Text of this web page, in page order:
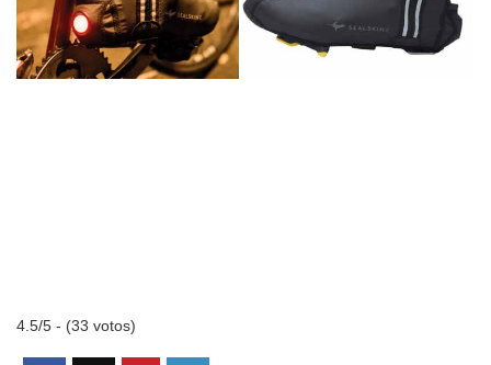
4.5/5 - (33 votos)